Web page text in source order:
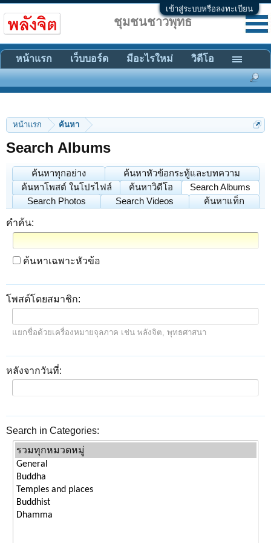
เข้าสู่ระบบหรือลงทะเบียน
หน้าแรก ค้นหา
Search Albums
ค้นหาทุกอย่าง
ค้นหาหัวข้อกระทู้และบทความ
ค้นหาโพสต์ ในโปรไฟล์
ค้นหาวิดีโอ
Search Albums
Search Photos
Search Videos ค้นหาแท็ก
คำค้น:
ค้นหาเฉพาะหัวข้อ
โพสต์โดยสมาชิก:
แยกชื่อด้วยเครื่องหมายจุลภาค เช่น พลังจิต, พุทธศาสนา
หลังจากวันที่:
Search in Categories:
ชุมชนชาวพุทธ
หน้าแรก เว็บบอร์ด มีอะไรใหม่ วิดีโอ